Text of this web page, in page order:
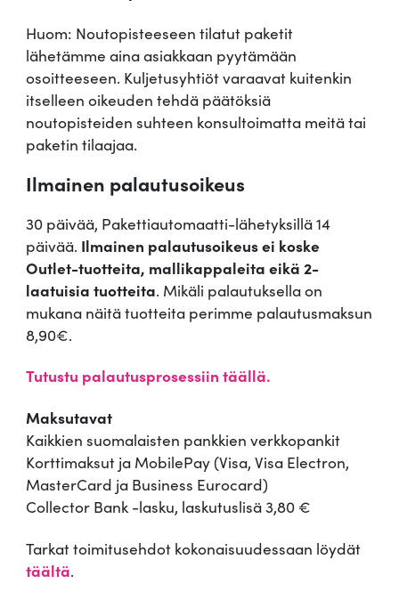
Huom: Noutopisteeseen tilatut paketit
lähetämme aina asiakkaan pyytämään
osoitteeseen. Kuljetusyhtiöt varaavat kuitenkin
itselleen oikeuden tehdä päätöksiä
noutopisteiden suhteen konsultoimatta meitä tai
paketin tilaajaa.
Ilmainen palautusoikeus
30 päivää, Pakettiautomaatti-lähetyksillä 14
päivää. Ilmainen palautusoikeus ei koske
Outlet-tuotteita, mallikappaleita eikä 2-
laatuisia tuotteita. Mikäli palautuksella on
mukana näitä tuotteita perimme palautusmaksun
8,90€.
Tutustu palautusprosessiin täällä.
Maksutavat
Kaikkien suomalaisten pankkien verkkopankit
Korttimaksut ja MobilePay (Visa, Visa Electron,
MasterCard ja Business Eurocard)
Collector Bank -lasku, laskutuslisä 3,80 €
Tarkat toimitusehdot kokonaisuudessaan löydät
täältä.